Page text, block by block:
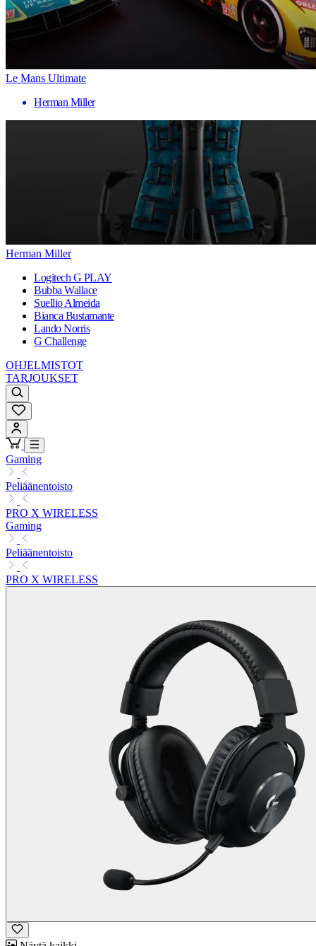
Le Mans Ultimate
Herman Miller
Herman Miller
Logitech G PLAY
Bubba Wallace
Suellio Almeida
Bianca Bustamante
Lando Norris
G Challenge
OHJELMISTOT
TARJOUKSET
Gaming
Peliäänentoisto
PRO X WIRELESS
Gaming
Peliäänentoisto
PRO X WIRELESS